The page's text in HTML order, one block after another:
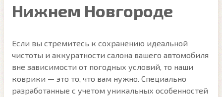
Нижнем Новгороде
Если вы стремитесь к сохранению идеальной
чистоты и аккуратности салона вашего автомобиля
вне зависимости от погодных условий, то наши
коврики — это то, что вам нужно. Специально
разработанные с учетом уникальных особенностей